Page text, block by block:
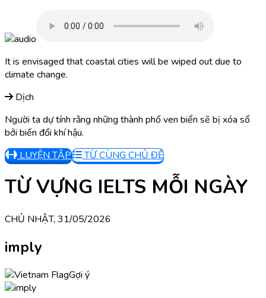
It is envisaged that coastal cities will be wiped out due to
climate change.
Dịch
Người ta dự tính rằng những thành phố ven biển sẽ bị xóa sổ
bởi biến đổi khí hậu.
LUYỆN TẬP
TỪ CÙNG CHỦ ĐỀ
TỪ VỰNG IELTS MỖI NGÀY
CHỦ NHẬT, 31/05/2026
imply
Gợi ý